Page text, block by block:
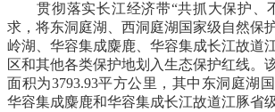
贯彻落实长江经济带“共抓大保护、
求，将东洞庭湖、西洞庭湖国家级自然保
岭湖、华容集成麋鹿、华容集成长江故道
区和其他各类保护地划入生态保护红线。
面积为3793.93平方公里，其中东洞庭湖
华容集成麋鹿和华容集成长江故道江豚省